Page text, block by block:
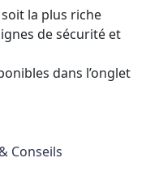
la plus riche
de sécurité et
dans l’onglet
Conseils